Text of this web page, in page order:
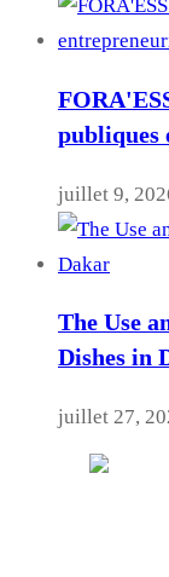
publiques
juillet 9,
The Use
Dishes in
juillet 27,